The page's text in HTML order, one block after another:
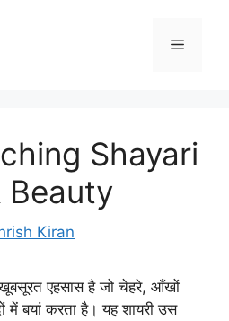
Menu
Shayari
Beauty
Kiran
एहसास है जो चेहरे, आँखों
में बयां करता है। यह शायरी उस